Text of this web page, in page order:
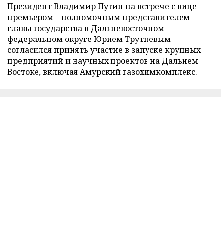
Президент Владимир Путин на встрече с вице-
премьером – полномочным представителем
главы государства в Дальневосточном
федеральном округе Юрием Трутневым
согласился принять участие в запуске крупных
предприятий и научных проектов на Дальнем
Востоке, включая Амурский газохимкомплекс.